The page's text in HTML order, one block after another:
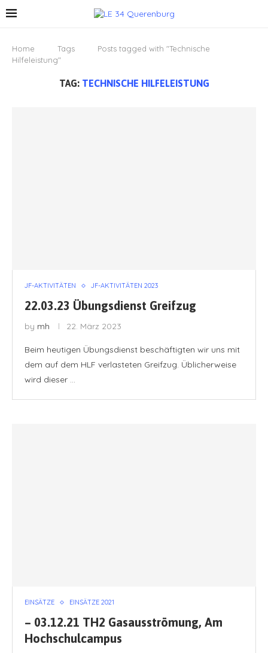
Home Tags
Posts tagged with "Technische
Hilfeleistung"
TAG: TECHNISCHE HILFELEISTUNG
JF-AKTIVITÄTEN JF-AKTIVITÄTEN 2023
22.03.23 Übungsdienst Greifzug
by mh 22. März 2023
Beim heutigen Übungsdienst beschäftigten wir uns mit
dem auf dem HLF verlasteten Greifzug. Üblicherweise
wird dieser …
EINSÄTZE EINSÄTZE 2021
– 03.12.21 TH2 Gasausströmung, Am
Hochschulcampus